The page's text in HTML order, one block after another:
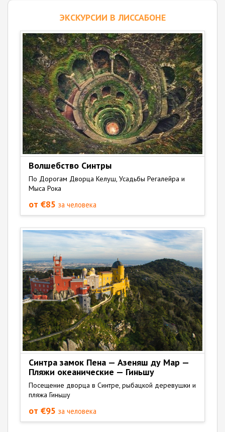
ЭКСКУРСИИ В ЛИССАБОНЕ
Волшебство Синтры
По Дорогам Дворца Келуш, Усадьбы Регалейра и
Мыса Рока
от €85 за человека
Синтра замок Пена — Азеняш ду Мар —
Пляжи океанические — Гиньшу
Посещение дворца в Синтре, рыбацкой деревушки и
пляжа Гиньшу
от €95 за человека